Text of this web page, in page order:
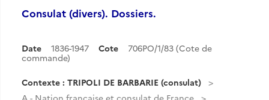
Consulat (divers). Dossiers.
Date 1836-1947 Cote
706PO/1/83 (Cote de
commande)
Contexte : TRIPOLI DE BARBARIE (consulat)
A - Nation française et consulat de France